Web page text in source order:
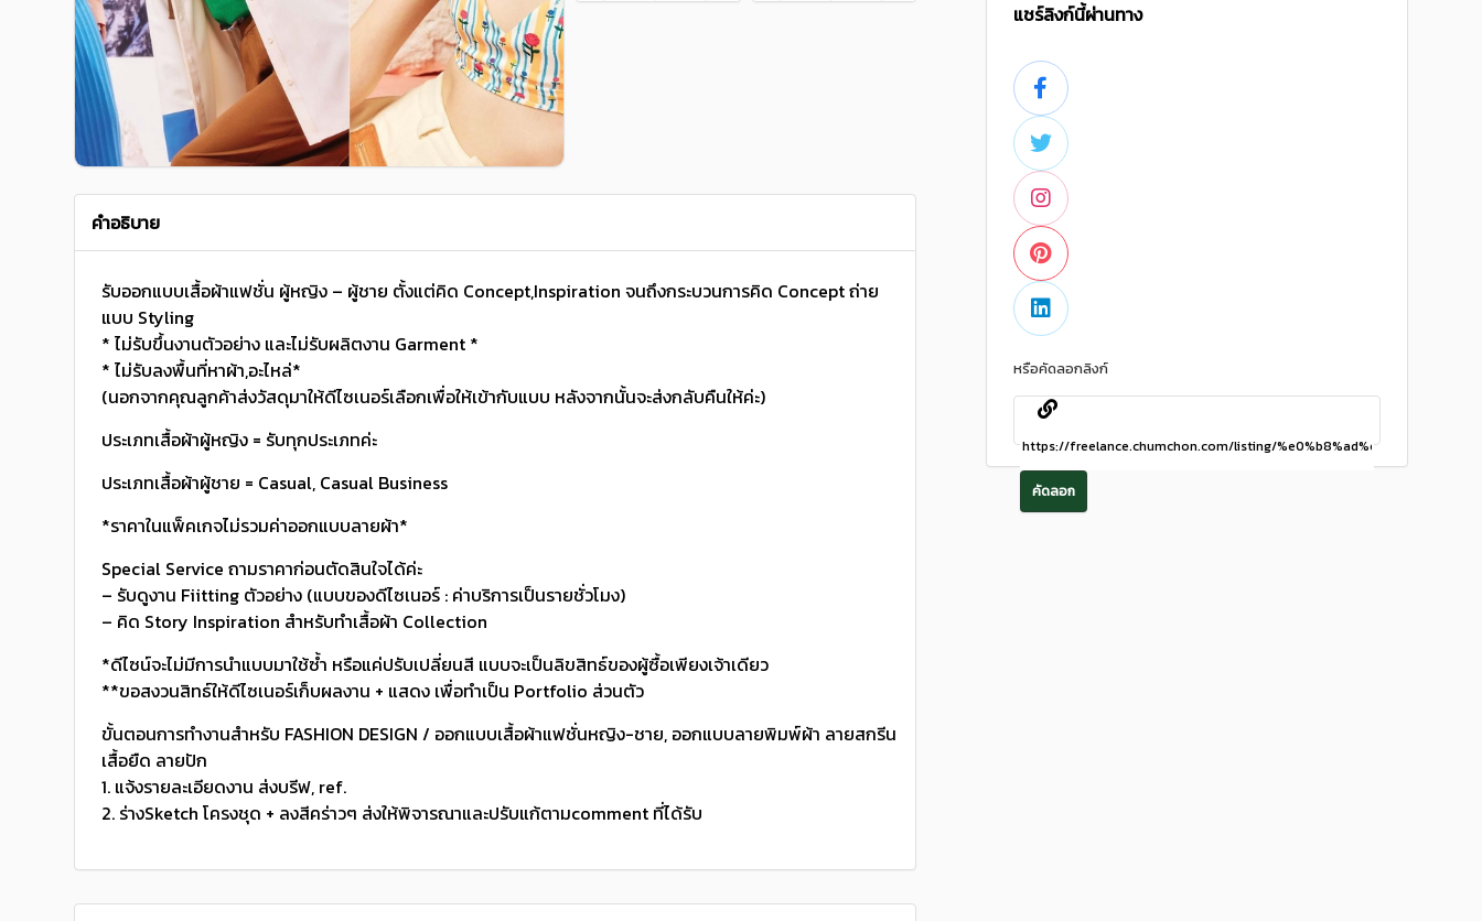
แชร์ลิงก์นี้ผ่านทาง
หรือคัดลอกลิงก์
คัดลอก
คำอธิบาย
รับออกแบบเสื้อผ้าแฟชั่น ผู้หญิง – ผู้ชาย ตั้งแต่คิด Concept,Inspiration จนถึงกระบวนการคิด Concept ถ่าย
แบบ Styling
* ไม่รับขึ้นงานตัวอย่าง และไม่รับผลิตงาน Garment *
* ไม่รับลงพื้นที่หาผ้า,อะไหล่*
(นอกจากคุณลูกค้าส่งวัสดุมาให้ดีไซเนอร์เลือกเพื่อให้เข้ากับแบบ หลังจากนั้นจะส่งกลับคืนให้ค่ะ)
ประเภทเสื้อผ้าผู้หญิง = รับทุกประเภทค่ะ
ประเภทเสื้อผ้าผู้ชาย = Casual, Casual Business
*ราคาในแพ็คเกจไม่รวมค่าออกแบบลายผ้า*
Special Service ถามราคาก่อนตัดสินใจได้ค่ะ
– รับดูงาน Fiitting ตัวอย่าง (แบบของดีไซเนอร์ : ค่าบริการเป็นรายชั่วโมง)
– คิด Story Inspiration สำหรับทำเสื้อผ้า Collection
*ดีไซน์จะไม่มีการนำแบบมาใช้ซ้ำ หรือแค่ปรับเปลี่ยนสี แบบจะเป็นลิขสิทธ์ของผู้ซื้อเพียงเจ้าเดียว
**ขอสงวนสิทธ์ให้ดีไซเนอร์เก็บผลงาน + แสดง เพื่อทำเป็น Portfolio ส่วนตัว
ขั้นตอนการทำงานสำหรับ FASHION DESIGN / ออกแบบเสื้อผ้าแฟชั่นหญิง-ชาย, ออกแบบลายพิมพ์ผ้า ลายสกรีน
เสื้อยืด ลายปัก
1. แจ้งรายละเอียดงาน ส่งบรีฟ, ref.
2. ร่างSketch โครงชุด + ลงสีคร่าวๆ ส่งให้พิจารณาและปรับแก้ตามcomment ที่ได้รับ